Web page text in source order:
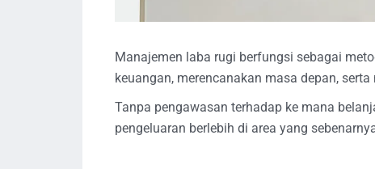
Manajemen laba rugi berfungsi sebagai
keuangan, merencanakan masa depan,
Tanpa pengawasan terhadap ke mana
pengeluaran berlebih di area yang